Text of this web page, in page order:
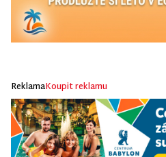
ReklamaKoupit reklamu